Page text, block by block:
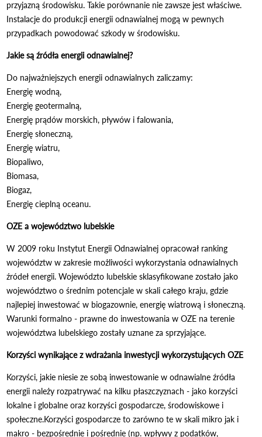
przyjazną środowisku. Takie porównanie nie zawsze jest właściwe.
Instalacje do produkcji energii odnawialnej mogą w pewnych
przypadkach powodować szkody w środowisku.
Jakie są źródła energii odnawialnej?
Do najważniejszych energii odnawialnych zaliczamy:
Energię wodną,
Energię geotermalną,
Energię prądów morskich, pływów i falowania,
Energię słoneczną,
Energię wiatru,
Biopaliwo,
Biomasa,
Biogaz,
Energię cieplną oceanu.
OZE a województwo lubelskie
W 2009 roku Instytut Energii Odnawialnej opracował ranking
województw w zakresie możliwości wykorzystania odnawialnych
źródeł energii. Województo lubelskie sklasyfikowane zostało jako
województwo o średnim potencjale w skali całego kraju, gdzie
najlepiej inwestować w biogazownie, energię wiatrową i słoneczną.
Warunki formalno - prawne do inwestowania w OZE na terenie
województwa lubelskiego zostały uznane za sprzyjające.
Korzyści wynikające z wdrażania inwestycji wykorzystujących OZE
Korzyści, jakie niesie ze sobą inwestowanie w odnawialne źródła
energii należy rozpatrywać na kilku płaszczyznach - jako korzyści
lokalne i globalne oraz korzyści gospodarcze, środowiskowe i
społeczne.Korzyści gospodarcze to zarówno te w skali mikro jak i
makro - bezpośrednie i pośrednie (np. wpływy z podatków,